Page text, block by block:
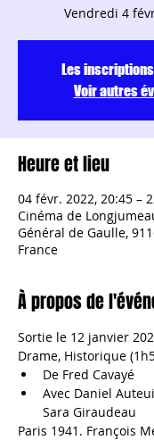
Les
Voir autres
Heure et lieu
04 févr. 2022, 20:45 –
Cinéma de
Général de Gaulle,
France
À propos de
Sortie le 12 janvier
Drame, Historique
De Fred Cavayé
Avec Daniel
Sara Giraudeau
Paris 1941. François